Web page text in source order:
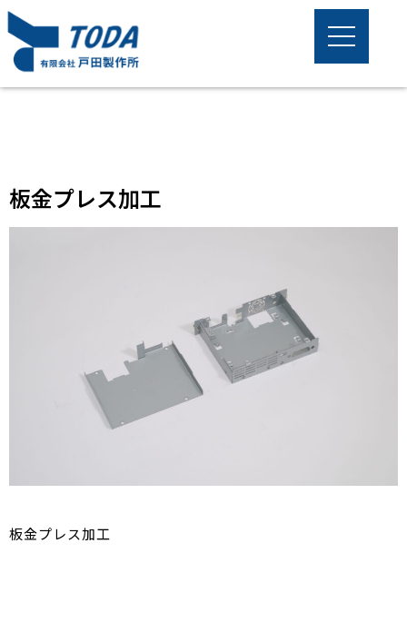
板金プレス加工
板金プレス加工